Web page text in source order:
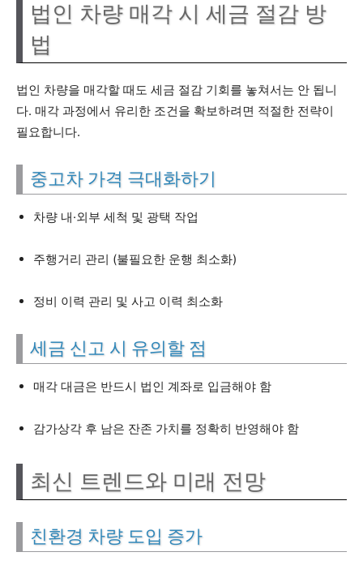
법인 차량 매각 시 세금 절감 방
법
법인 차량을 매각할 때도 세금 절감 기회를 놓쳐서는 안 됩니
다. 매각 과정에서 유리한 조건을 확보하려면 적절한 전략이
필요합니다.
중고차 가격 극대화하기
차량 내·외부 세척 및 광택 작업
주행거리 관리 (불필요한 운행 최소화)
정비 이력 관리 및 사고 이력 최소화
세금 신고 시 유의할 점
매각 대금은 반드시 법인 계좌로 입금해야 함
감가상각 후 남은 잔존 가치를 정확히 반영해야 함
최신 트렌드와 미래 전망
친환경 차량 도입 증가